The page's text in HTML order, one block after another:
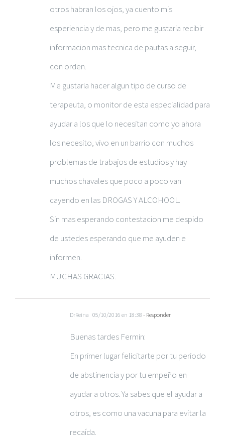
otros habran los ojos, ya cuento mis
esperiencia y de mas, pero me gustaria recibir
informacion mas tecnica de pautas a seguir,
con orden.
Me gustaria hacer algun tipo de curso de
terapeuta, o monitor de esta especialidad para
ayudar a los que lo necesitan como yo ahora
los necesito, vivo en un barrio con muchos
problemas de trabajos de estudios y hay
muchos chavales que poco a poco van
cayendo en las DROGAS Y ALCOHOOL.
Sin mas esperando contestacion me despido
de ustedes esperando que me ayuden e
informen.
MUCHAS GRACIAS.
DrReina 05/10/2016 en 18:38 - Responder
Buenas tardes Fermin:
En primer lugar felicitarte por tu periodo
de abstinencia y por tu empeño en
ayudar a otros. Ya sabes que el ayudar a
otros, es como una vacuna para evitar la
recaída.